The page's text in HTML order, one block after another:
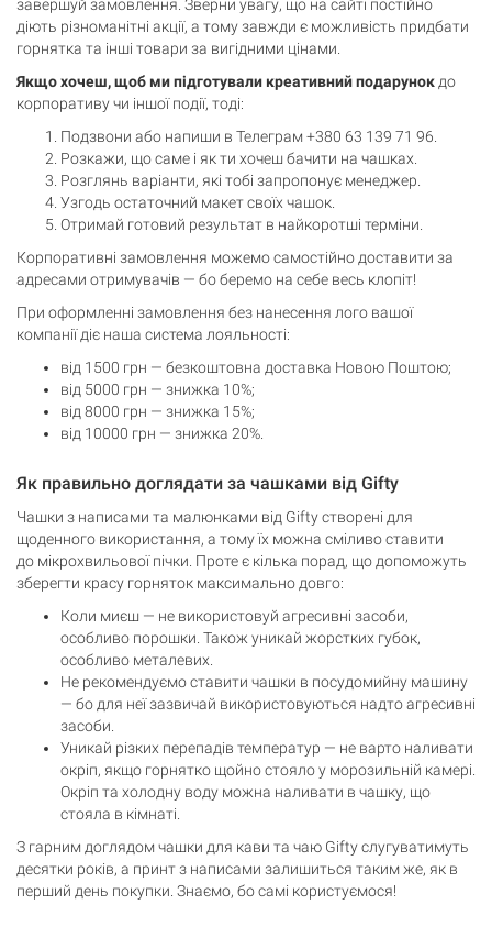
завершуй замовлення. Зверни увагу, що на сайті постійно
діють різноманітні акції, а тому завжди є можливість придбати
горнятка та інші товари за вигідними цінами.
Якщо хочеш, щоб ми підготували креативний подарунок до
корпоративу чи іншої події, тоді:
Подзвони або напиши в Телеграм +380 63 139 71 96.
Розкажи, що саме і як ти хочеш бачити на чашках.
Розглянь варіанти, які тобі запропонує менеджер.
Узгодь остаточний макет своїх чашок.
Отримай готовий результат в найкоротші терміни.
Корпоративні замовлення можемо самостійно доставити за
адресами отримувачів — бо беремо на себе весь клопіт!
При оформленні замовлення без нанесення лого вашої
компанії діє наша система лояльності:
від 1500 грн — безкоштовна доставка Новою Поштою;
від 5000 грн — знижка 10%;
від 8000 грн — знижка 15%;
від 10000 грн — знижка 20%.
Як правильно доглядати за чашками від Gifty
Чашки з написами та малюнками від Gifty створені для
щоденного використання, а тому їх можна сміливо ставити
до мікрохвильової пічки. Проте є кілька порад, що допоможуть
зберегти красу горняток максимально довго:
Коли миєш — не використовуй агресивні засоби,
особливо порошки. Також уникай жорстких губок,
особливо металевих.
Не рекомендуємо ставити чашки в посудомийну машину
— бо для неї зазвичай використовуються надто агресивні
засоби.
Уникай різких перепадів температур — не варто наливати
окріп, якщо горнятко щойно стояло у морозильній камері.
Окріп та холодну воду можна наливати в чашку, що
стояла в кімнаті.
З гарним доглядом чашки для кави та чаю Gifty слугуватимуть
десятки років, а принт з написами залишиться таким же, як в
перший день покупки. Знаємо, бо самі користуємося!